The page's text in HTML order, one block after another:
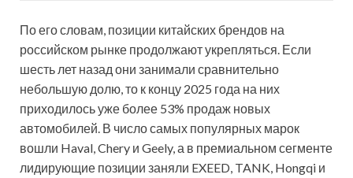
По его словам, позиции китайских брендов на
российском рынке продолжают укрепляться. Если
шесть лет назад они занимали сравнительно
небольшую долю, то к концу 2025 года на них
приходилось уже более 53% продаж новых
автомобилей. В число самых популярных марок
вошли Haval, Chery и Geely, а в премиальном сегменте
лидирующие позиции заняли EXEED, TANK, Hongqi и